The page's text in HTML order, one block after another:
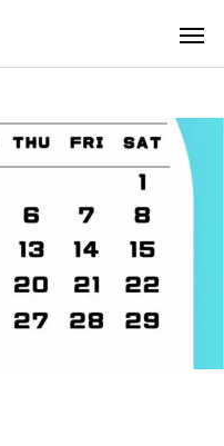
パーフェクト